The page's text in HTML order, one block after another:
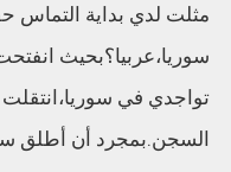
مثلت لدي بداية التماس
سوريا،عربيا؟بحيث
تواجدي في